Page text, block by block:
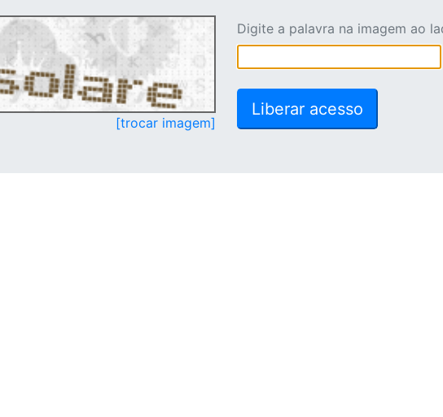
[trocar imagem]
Digite a palavra na imagem ao